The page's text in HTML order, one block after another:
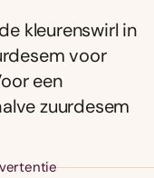
kleurenswirl in
voor
een
zuurdesem